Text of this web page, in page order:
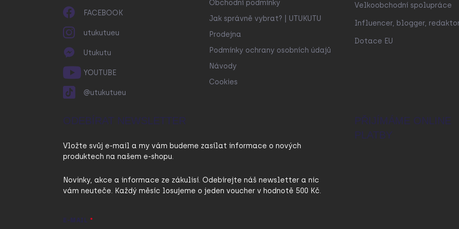
FACEBOOK
utukutueu
Utukutu
YOUTUBE
@utukutueu
Obchodní podmínky
Jak správně vybrat? | UTUKUTU
Prodejna
Podmínky ochrany osobních údajů
Návody
Cookies
Velkoobchodní spolupráce
Influencer, blogger,
Dotace EU
ODEBÍRAT NEWSLETTER
Vložte svůj e-mail a my vám budeme zasílat informace o nových
produktech na našem e-shopu.
Novinky, akce a informace ze zákulisí. Odebírejte náš newsletter a nic
vám neuteče. Každý měsíc losujeme o jeden voucher v hodnotě 500 Kč.
E-MAIL
PŘIJÍMÁME ONLINE
PLATBY